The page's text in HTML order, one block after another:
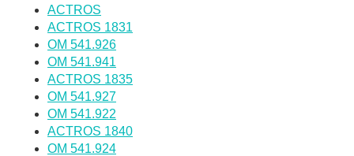
ACTROS
ACTROS 1831
OM 541.926
OM 541.941
ACTROS 1835
OM 541.927
OM 541.922
ACTROS 1840
OM 541.924